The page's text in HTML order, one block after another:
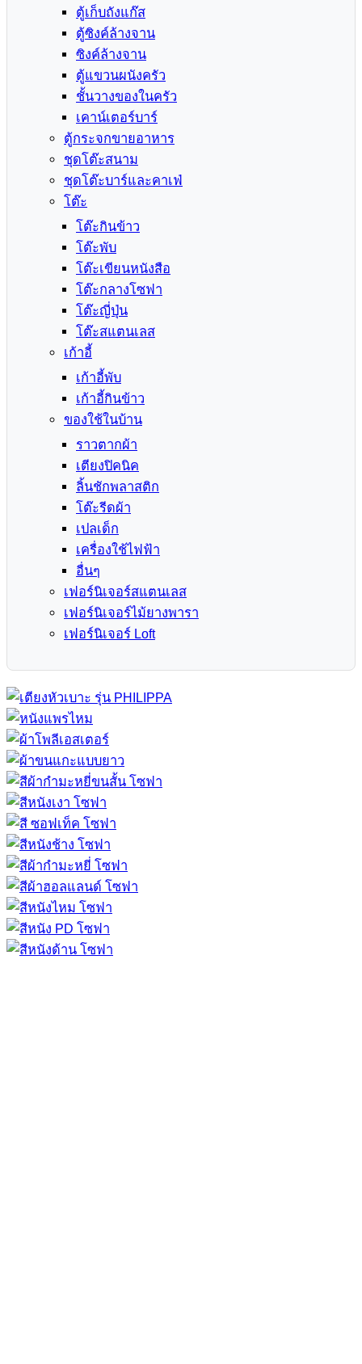
ตู้เก็บถังแก๊ส
ตู้ซิงค์ล้างจาน
ซิงค์ล้างจาน
ตู้แขวนผนังครัว
ชั้นวางของในครัว
เคาน์เตอร์บาร์
ตู้กระจกขายอาหาร
ชุดโต๊ะสนาม
ชุดโต๊ะบาร์และคาเฟ่
โต๊ะ
โต๊ะกินข้าว
โต๊ะพับ
โต๊ะเขียนหนังสือ
โต๊ะกลางโซฟา
โต๊ะญี่ปุ่น
โต๊ะสแตนเลส
เก้าอี้
เก้าอี้พับ
เก้าอี้กินข้าว
ของใช้ในบ้าน
ราวตากผ้า
เตียงปิคนิค
ลิ้นชักพลาสติก
โต๊ะรีดผ้า
เปลเด็ก
เครื่องใช้ไฟฟ้า
อื่นๆ
เฟอร์นิเจอร์สแตนเลส
เฟอร์นิเจอร์ไม้ยางพารา
เฟอร์นิเจอร์ Loft